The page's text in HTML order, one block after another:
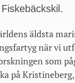
äldsta
när vi
som
på